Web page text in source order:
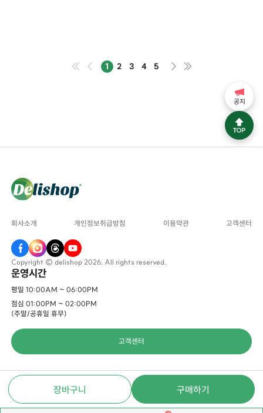
장바구니 구매하기
1 2 3 4 5
회사소개 개인정보취급방침 이용약관 고객센터
Copyright © delishop 2026. All rights reserved.
운영시간
평일 10:00AM ~ 06:00PM
점심 01:00PM ~ 02:00PM
(주말/공휴일 휴무)
고객센터
공지